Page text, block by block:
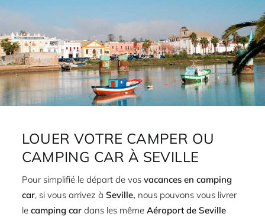
LOUER VOTRE CAMPER OU
CAMPING CAR À SEVILLE
Pour simplifié le départ de vos vacances en camping
car, si vous arrivez à Seville, nous pouvons vous livrer
le camping cardans les même Aéroport de Seville